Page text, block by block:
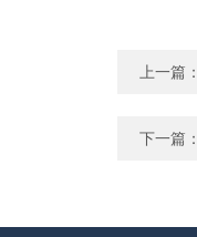
上一篇
下一篇